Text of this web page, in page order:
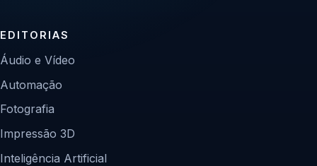
EDITORIAS
Áudio e Vídeo
Automação
Fotografia
Impressão 3D
Inteligência Artificial